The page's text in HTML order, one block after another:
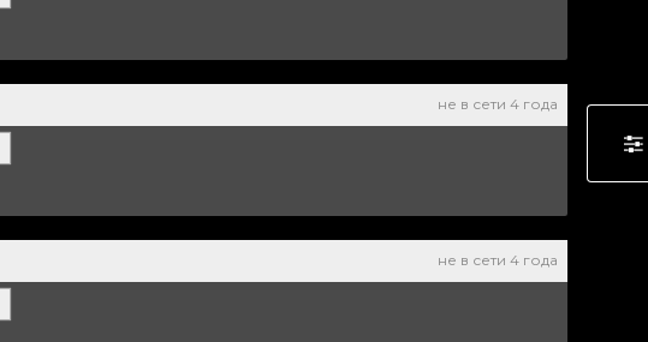
не в сети 4 года
не в сети 4 года